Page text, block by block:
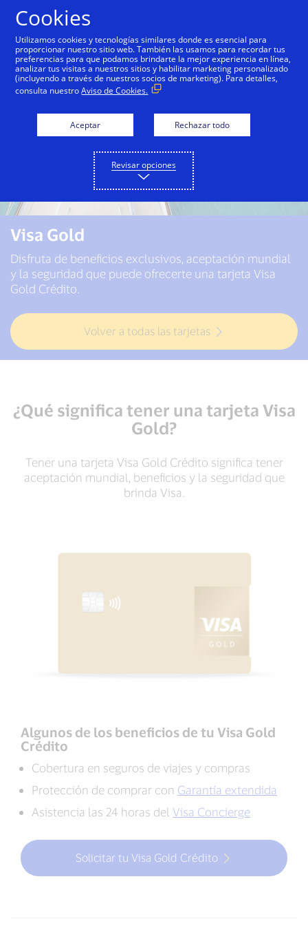
Visa Gold
Disfruta de beneficios exclusivos, aceptación mundial
y la seguridad que puede ofrecerte una tarjeta Visa
Gold Crédito.
Volver a todas las tarjetas
¿Qué significa tener una tarjeta Visa
Gold?
Tener una tarjeta Visa Gold Crédito significa tener
aceptación mundial, beneficios y la seguridad que
brinda Visa.
Algunos de los beneficios de tu Visa Gold
Crédito
Cobertura en seguros de viajes y compras
Protección de comprar con Garantía extendida
Asistencia las 24 horas del Visa Concierge
Solicitar tu Visa Gold Crédito
Cookies
Utilizamos cookies y tecnologías similares donde es esencial para
proporcionar nuestro sitio web. También las usamos para recordar tus
preferencias para que podamos brindarte la mejor experiencia en línea,
analizar tus visitas a nuestros sitios y habilitar marketing personalizado
(incluyendo a través de nuestros socios de marketing). Para detalles,
consulta nuestroAviso de Cookies.
Aceptar Rechazar todo
Revisar opciones